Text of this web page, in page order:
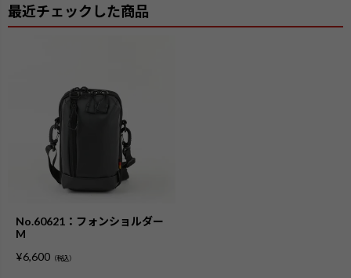
最近チェックした商品
No.60621：フォンショルダー
M
¥6,600 （税込）